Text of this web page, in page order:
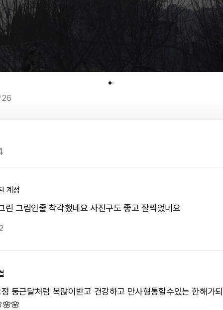
26
계정
린 그림인줄 착각했네요 사진구도 좋고 잘찍었네요
둥근달처럼 복많이받고 건강하고 만사형통할수있는 한해가